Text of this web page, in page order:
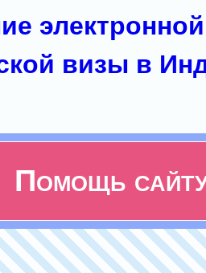
электронной
визы в
Помощь